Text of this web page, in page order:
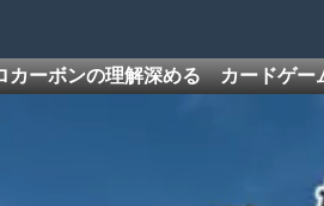
カーボンの理解深める カードゲ